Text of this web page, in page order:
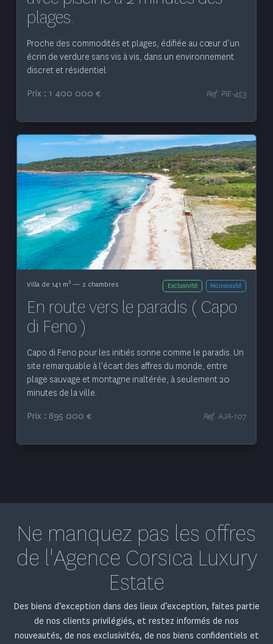
plages.
Proche des commodités et plages, édifiée au cœur d’un
écrin de verdure sans vis à vis, dans un environnement
discret et résidentiel.
Prix : 1 400 000 €
Ref. PIE-453
Voir le bien
Villa de 141 m2— 2 chambres Exclusivité Nouveauté
En route vers le paradis ( Capo
di Feno )
Capo di Feno pour les initiés sonne comme le paradis. Un
site remarquable à l'écart des affres du monde, entre
plage sauvage et montagne inaltérée, à seulement 20
minutes de la ville.
Prix : 895 000 €
Ref. AJA-107
Ne manquez pas les offres
de l'Agence Corsica Luxury
Estate
Des biens d’exception dans des lieux d’exception, faites partie
de nos clients privilégiés, et restez informés de nos
nouveautés, de nos exclusivités, de nos biens confidentiels et